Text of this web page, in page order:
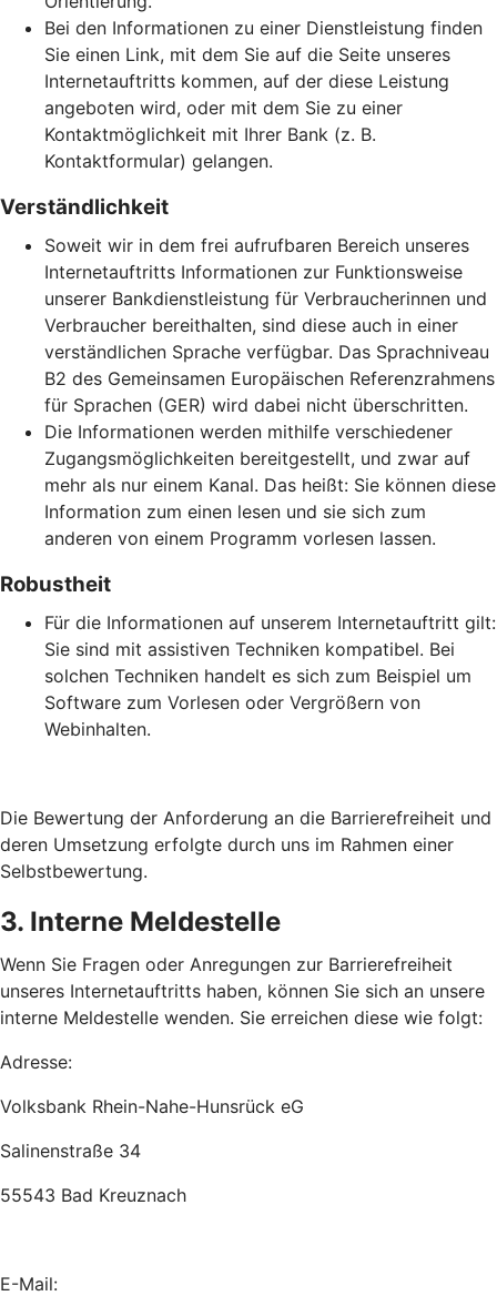
Bei den Informationen zu einer Dienstleistung finden
Sie einen Link, mit dem Sie auf die Seite unseres
Internetauftritts kommen, auf der diese Leistung
angeboten wird, oder mit dem Sie zu einer
Kontaktmöglichkeit mit Ihrer Bank (z. B.
Kontaktformular) gelangen.
Verständlichkeit
Soweit wir in dem frei aufrufbaren Bereich unseres
Internetauftritts Informationen zur Funktionsweise
unserer Bankdienstleistung für Verbraucherinnen und
Verbraucher bereithalten, sind diese auch in einer
verständlichen Sprache verfügbar. Das Sprachniveau
B2 des Gemeinsamen Europäischen Referenzrahmens
für Sprachen (GER) wird dabei nicht überschritten.
Die Informationen werden mithilfe verschiedener
Zugangsmöglichkeiten bereitgestellt, und zwar auf
mehr als nur einem Kanal. Das heißt: Sie können diese
Information zum einen lesen und sie sich zum
anderen von einem Programm vorlesen lassen.
Robustheit
Für die Informationen auf unserem Internetauftritt gilt:
Sie sind mit assistiven Techniken kompatibel. Bei
solchen Techniken handelt es sich zum Beispiel um
Software zum Vorlesen oder Vergrößern von
Webinhalten.
Die Bewertung der Anforderung an die Barrierefreiheit und
deren Umsetzung erfolgte durch uns im Rahmen einer
Selbstbewertung.
3. Interne Meldestelle
Wenn Sie Fragen oder Anregungen zur Barrierefreiheit
unseres Internetauftritts haben, können Sie sich an unsere
interne Meldestelle wenden. Sie erreichen diese wie folgt:
Adresse:
Volksbank Rhein-Nahe-Hunsrück eG
Salinenstraße 34
55543 Bad Kreuznach
E-Mail: